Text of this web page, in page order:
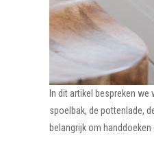
In dit artikel bespreken
spoelbak, de pottenlade,
belangrijk om